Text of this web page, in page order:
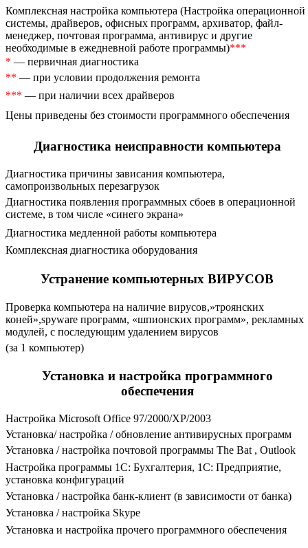
Комплексная настройка компьютера (Настройка операционной
системы, драйверов, офисных программ, архиватор, файл-
менеджер, почтовая программа, антивирус и другие
необходимые в ежедневной работе программы)***
* — первичная диагностика
** — при условии продолжения ремонта
*** — при наличии всех драйверов
Цены приведены без стоимости программного обеспечения
Диагностика неисправности компьютера
Диагностика причины зависания компьютера,
самопроизвольных перезагрузок
Диагностика появления программных сбоев в операционной
системе, в том числе «синего экрана»
Диагностика медленной работы компьютера
Комплексная диагностика оборудования
Устранение компьютерных ВИРУСОВ
Проверка компьютера на наличие вирусов,»троянских
коней»,spyware программ, «шпионских программ», рекламных
модулей, с последующим удалением вирусов
(за 1 компьютер)
Установка и настройка программного
обеспечения
Настройка Microsoft Office 97/2000/XP/2003
Установка/ настройка / обновление антивирусных программ
Установка / настройка почтовой программы The Bat , Outlook
Настройка программы 1С: Бухгалтерия, 1C: Предприятие,
установка конфигураций
Установка / настройка банк-клиент (в зависимости от банка)
Установка / настройка Skype
Установка и настройка прочего программного обеспечения